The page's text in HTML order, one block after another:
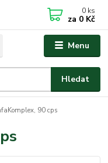
Menu
Hledat
0 ks
za 0 Kč
90 cps